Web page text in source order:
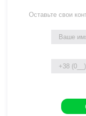
Оставьте свои